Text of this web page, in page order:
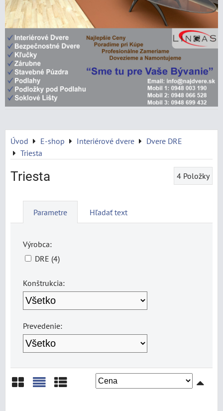
Úvod E-shop Interiérové dvere
Dvere DRE
Triesta
Triesta 4 Položky
Parametre Hľadať text
Výrobca:
DRE (4)
Konštrukcia:
Prevedenie: